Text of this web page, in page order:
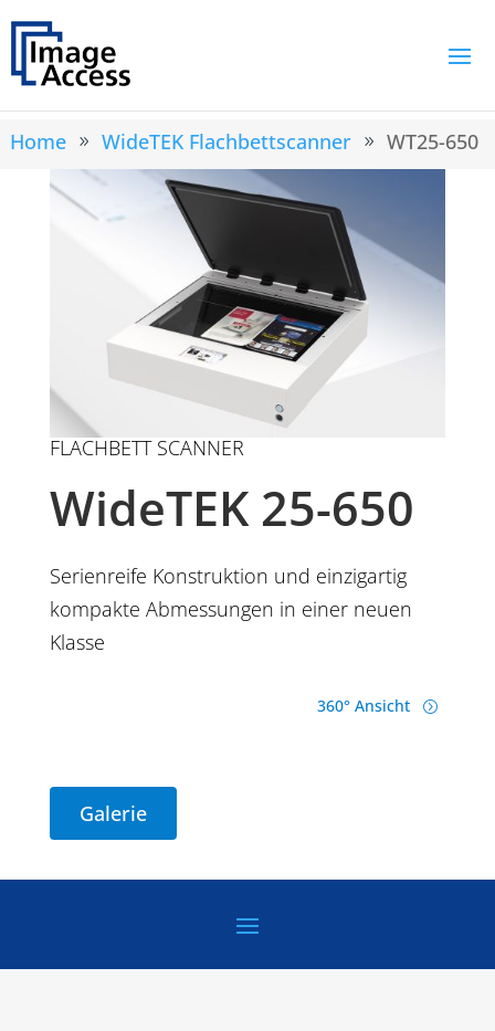
Home 9 WideTEK Flachbettscanner 9 WT25-650
FLACHBETT SCANNER
WideTEK 25-650
Serienreife Konstruktion und einzigartig
kompakte Abmessungen in einer neuen
Klasse
=
360° Ansicht
Galerie